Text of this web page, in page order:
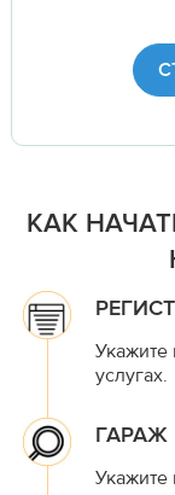
КАК
услугах.
ГАРАЖ